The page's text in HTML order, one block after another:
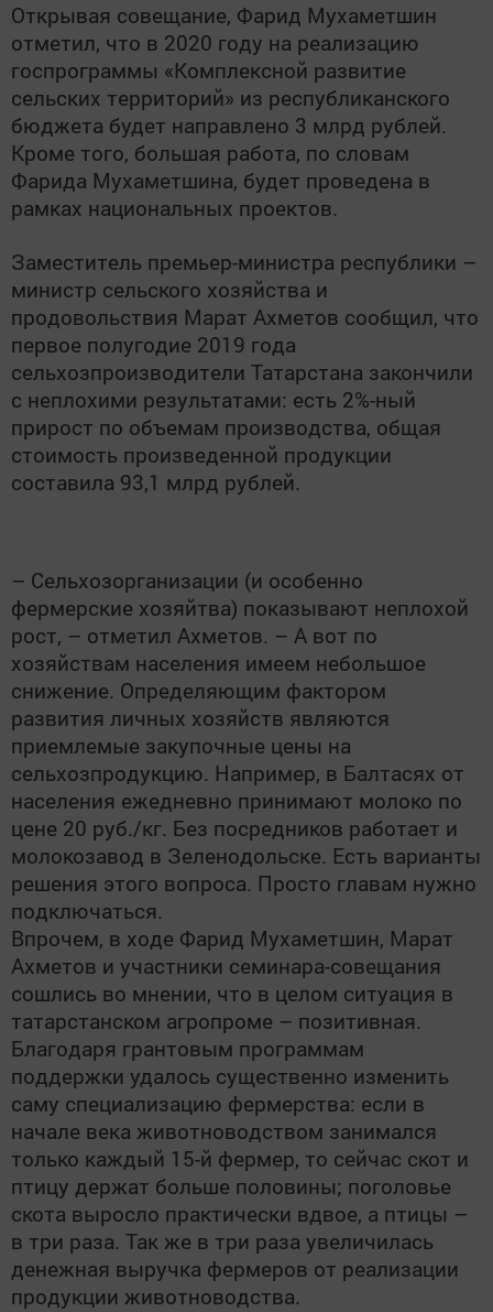
Открывая совещание, Фарид Мухаметшин
отметил, что в 2020 году на реализацию
госпрограммы «Комплексной развитие
сельских территорий» из республиканского
бюджета будет направлено 3 млрд рублей.
Кроме того, большая работа, по словам
Фарида Мухаметшина, будет проведена в
рамках национальных проектов.
Заместитель премьер-министра республики –
министр сельского хозяйства и
продовольствия Марат Ахметов сообщил, что
первое полугодие 2019 года
сельхозпроизводители Татарстана закончили
с неплохими результатами: есть 2%-ный
прирост по объемам производства, общая
стоимость произведенной продукции
составила 93,1 млрд рублей.
– Сельхозорганизации (и особенно
фермерские хозяйтва) показывают неплохой
рост, – отметил Ахметов. – А вот по
хозяйствам населения имеем небольшое
снижение. Определяющим фактором
развития личных хозяйств являются
приемлемые закупочные цены на
сельхозпродукцию. Например, в Балтасях от
населения ежедневно принимают молоко по
цене 20 руб./кг. Без посредников работает и
молокозавод в Зеленодольске. Есть варианты
решения этого вопроса. Просто главам нужно
подключаться.
Впрочем, в ходе Фарид Мухаметшин, Марат
Ахметов и участники семинара-совещания
сошлись во мнении, что в целом ситуация в
татарстанском агропроме – позитивная.
Благодаря грантовым программам
поддержки удалось существенно изменить
саму специализацию фермерства: если в
начале века животноводством занимался
только каждый 15-й фермер, то сейчас скот и
птицу держат больше половины; поголовье
скота выросло практически вдвое, а птицы –
в три раза. Так же в три раза увеличилась
денежная выручка фермеров от реализации
продукции животноводства.